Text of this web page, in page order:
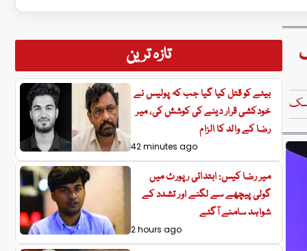
تازہ ترین
بیٹے کو قتل کیا گیا جب کہ پولیس نے
خودکشی قرار دینے کی کوشش کی، میر
رضا کے والد کا الزام
42 minutes ago
میر رضا کیس: ابتدائی رپورٹ میں
گولی پیچھے سے لگنے اور تشدد کے
شواہد سامنے آگئے
2 hours ago